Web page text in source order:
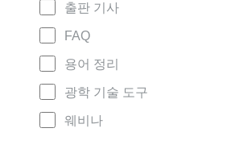
출판 기사
FAQ
용어 정리
광학 기술 도구
웨비나